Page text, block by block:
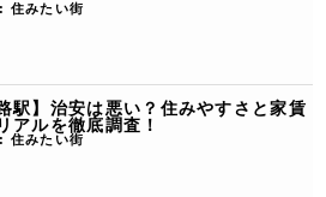
住みたい街
駅】治安は悪い？住みやすさと家賃
アルを徹底調査！
住みたい街